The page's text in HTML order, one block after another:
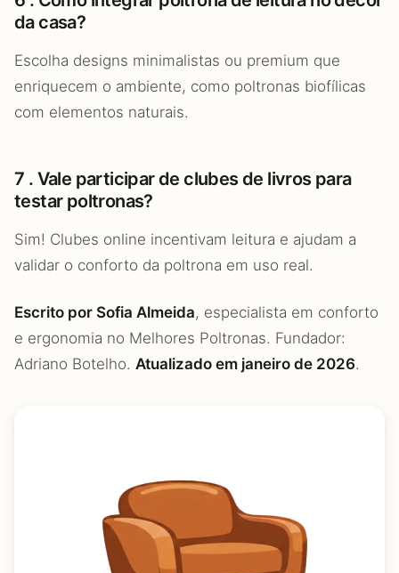
da casa?
Escolha designs minimalistas ou premium que
enriquecem o ambiente, como poltronas biofílicas
com elementos naturais.
7 . Vale participar de clubes de livros para
testar poltronas?
Sim! Clubes online incentivam leitura e ajudam a
validar o conforto da poltrona em uso real.
Escrito por Sofia Almeida, especialista em conforto
e ergonomia no Melhores Poltronas. Fundador:
Adriano Botelho. Atualizado em janeiro de 2026.